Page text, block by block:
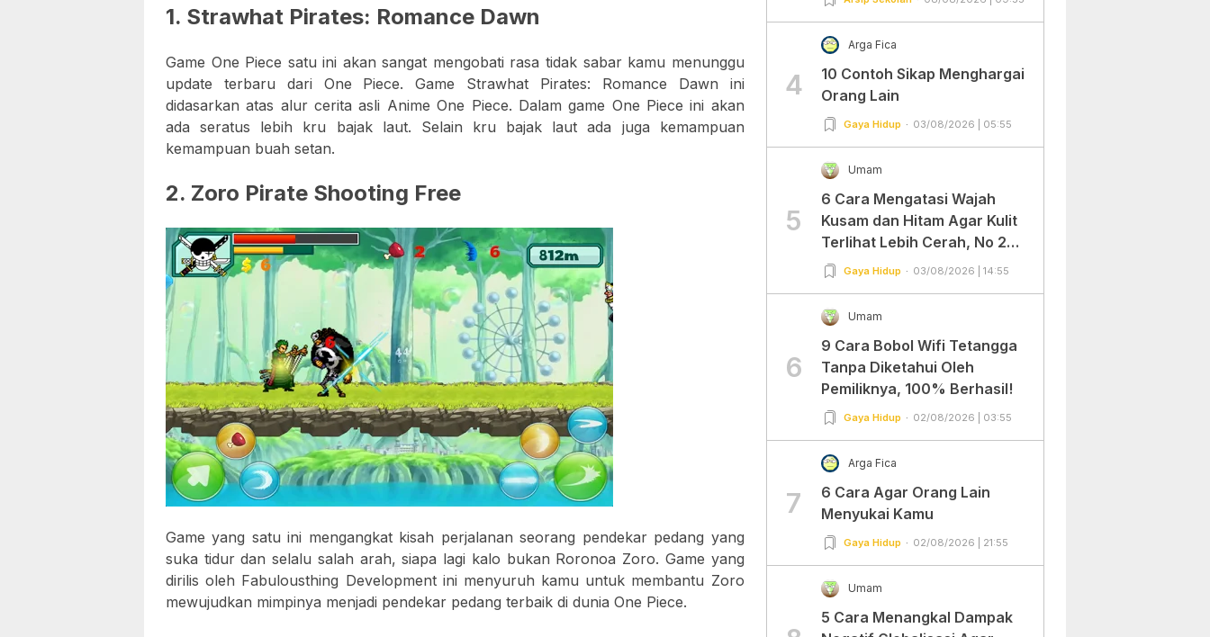
1. Strawhat Pirates: Romance Dawn
Game One Piece satu ini akan sangat mengobati rasa tidak sabar kamu menunggu
update terbaru dari One Piece. Game Strawhat Pirates: Romance Dawn ini
didasarkan atas alur cerita asli Anime One Piece. Dalam game One Piece ini akan
ada seratus lebih kru bajak laut. Selain kru bajak laut ada juga kemampuan
kemampuan buah setan.
2. Zoro Pirate Shooting Free
Game yang satu ini mengangkat kisah perjalanan seorang pendekar pedang yang
suka tidur dan selalu salah arah, siapa lagi kalo bukan Roronoa Zoro. Game yang
dirilis oleh Fabulousthing Development ini menyuruh kamu untuk membantu Zoro
mewujudkan mimpinya menjadi pendekar pedang terbaik di dunia One Piece.
4
Arga Fica
10 Contoh Sikap Menghargai
Orang Lain
Gaya Hidup 03/08/2026 | 05:55
5
Umam
6 Cara Mengatasi Wajah
Kusam dan Hitam Agar Kulit
Terlihat Lebih Cerah, No 2
Gampang Banget dan Mudah
Gaya Hidup 03/08/2026 | 14:55
6
Umam
9 Cara Bobol Wifi Tetangga
Tanpa Diketahui Oleh
Pemiliknya, 100% Berhasil!
Gaya Hidup 02/08/2026 | 03:55
7
Arga Fica
6 Cara Agar Orang Lain
Menyukai Kamu
Gaya Hidup 02/08/2026 | 21:55
Umam
5 Cara Menangkal Dampak